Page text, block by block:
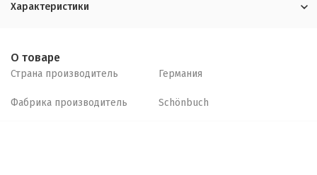
Характеристики
О товаре
Страна производитель Германия
Фабрика производитель Schönbuch